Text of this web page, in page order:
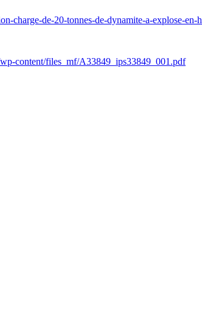
charge-de-20-tonnes-de-dynamite-a-explose-en-
content/files_mf/A33849_ips33849_001.pdf